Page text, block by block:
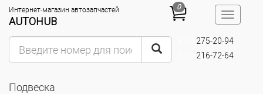
Toggle
0
Интернет-магазин автозапчастей
AUTOHUB
275-20-94
216-72-64
Подвеска